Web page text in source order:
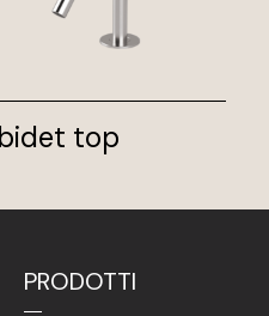
top
PRODOTTI